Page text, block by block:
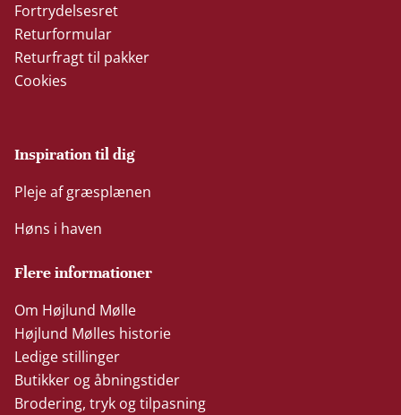
Fortrydelsesret
Returformular
Returfragt til pakker
Cookies
Inspiration til dig
Pleje af græsplænen
Høns i haven
Flere informationer
Om Højlund Mølle
Højlund Mølles historie
Ledige stillinger
Butikker og åbningstider
Brodering, tryk og tilpasning